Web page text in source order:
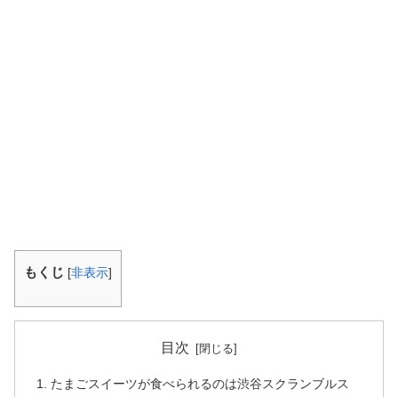
もくじ [非表示]
目次
たまごスイーツが食べられるのは渋谷スクランブルス